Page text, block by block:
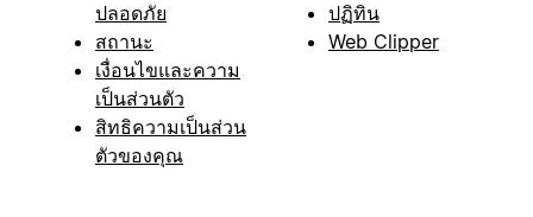
ปลอดภัย
สถานะ
เงื่อนไขและความ
เป็นส่วนตัว
สิทธิความเป็นส่วน
ตัวของคุณ
ปฏิทิน
Web Clipper